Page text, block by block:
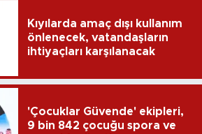
Kıyılarda amaç dışı kullanım
önlenecek, vatandaşların
ihtiyaçları karşılanacak
'Çocuklar Güvende' ekipleri,
9 bin 842 çocuğu spora ve